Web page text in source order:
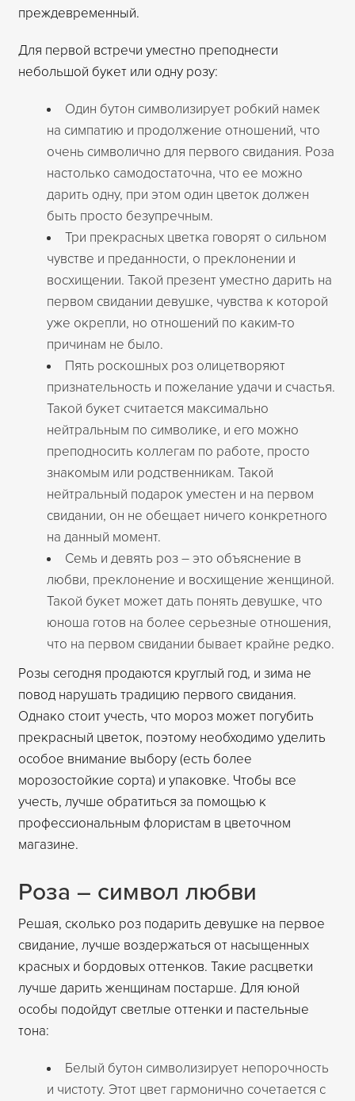
преждевременный.
Для первой встречи уместно преподнести
небольшой букет или одну розу:
Один бутон символизирует робкий намек
на симпатию и продолжение отношений, что
очень символично для первого свидания. Роза
настолько самодостаточна, что ее можно
дарить одну, при этом один цветок должен
быть просто безупречным.
Три прекрасных цветка говорят о сильном
чувстве и преданности, о преклонении и
восхищении. Такой презент уместно дарить на
первом свидании девушке, чувства к которой
уже окрепли, но отношений по каким-то
причинам не было.
Пять роскошных роз олицетворяют
признательность и пожелание удачи и счастья.
Такой букет считается максимально
нейтральным по символике, и его можно
преподносить коллегам по работе, просто
знакомым или родственникам. Такой
нейтральный подарок уместен и на первом
свидании, он не обещает ничего конкретного
на данный момент.
Семь и девять роз – это объяснение в
любви, преклонение и восхищение женщиной.
Такой букет может дать понять девушке, что
юноша готов на более серьезные отношения,
что на первом свидании бывает крайне редко.
Розы сегодня продаются круглый год, и зима не
повод нарушать традицию первого свидания.
Однако стоит учесть, что мороз может погубить
прекрасный цветок, поэтому необходимо уделить
особое внимание выбору (есть более
морозостойкие сорта) и упаковке. Чтобы все
учесть, лучше обратиться за помощью к
профессиональным флористам в цветочном
магазине.
Роза – символ любви
Решая, сколько роз подарить девушке на первое
свидание, лучше воздержаться от насыщенных
красных и бордовых оттенков. Такие расцветки
лучше дарить женщинам постарше. Для юной
особы подойдут светлые оттенки и пастельные
тона:
Белый бутон символизирует непорочность
и чистоту. Этот цвет гармонично сочетается с